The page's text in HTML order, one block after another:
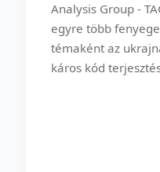
Analysis Group -
egyre több
témaként az
káros kód